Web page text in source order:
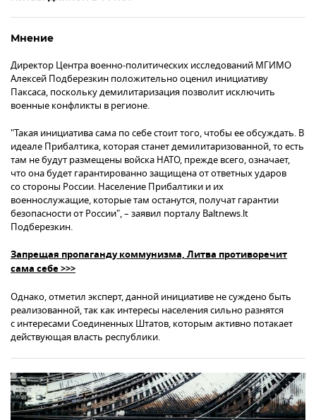
Мнение
Директор Центра военно-политических исследований МГИМО
Алексей Подберезкин положительно оценил инициативу
Паксаса, поскольку демилитаризация позволит исключить
военные конфликты в регионе.
"Такая инициатива сама по себе стоит того, чтобы ее обсуждать. В
идеале Прибалтика, которая станет демилитаризованной, то есть
там не будут размещены войска НАТО, прежде всего, означает,
что она будет гарантированно защищена от ответных ударов
со стороны России. Население Прибалтики и их
военнослужащие, которые там останутся, получат гарантии
безопасности от России", – заявил порталу Baltnews.lt
Подберезкин.
Запрещая пропаганду коммунизма, Литва противоречит
сама себе >>>
Однако, отметил эксперт, данной инициативе не суждено быть
реализованной, так как интересы населения сильно разнятся
с интересами Соединенных Штатов, которым активно потакает
действующая власть республики.